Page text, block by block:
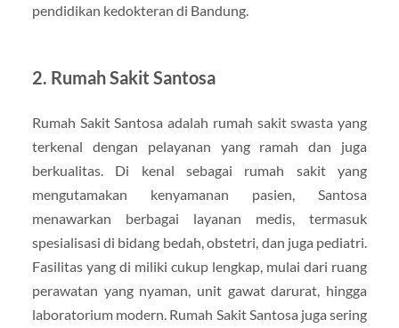
pendidikan kedokteran di Bandung.
2. Rumah Sakit Santosa
Rumah Sakit Santosa adalah rumah sakit swasta yang
terkenal dengan pelayanan yang ramah dan juga
berkualitas. Di kenal sebagai rumah sakit yang
mengutamakan kenyamanan pasien, Santosa
menawarkan berbagai layanan medis, termasuk
spesialisasi di bidang bedah, obstetri, dan juga pediatri.
Fasilitas yang di miliki cukup lengkap, mulai dari ruang
perawatan yang nyaman, unit gawat darurat, hingga
laboratorium modern. Rumah Sakit Santosa juga sering